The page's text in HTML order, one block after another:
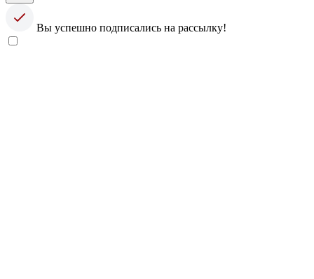
Вы успешно подписались на рассылку!